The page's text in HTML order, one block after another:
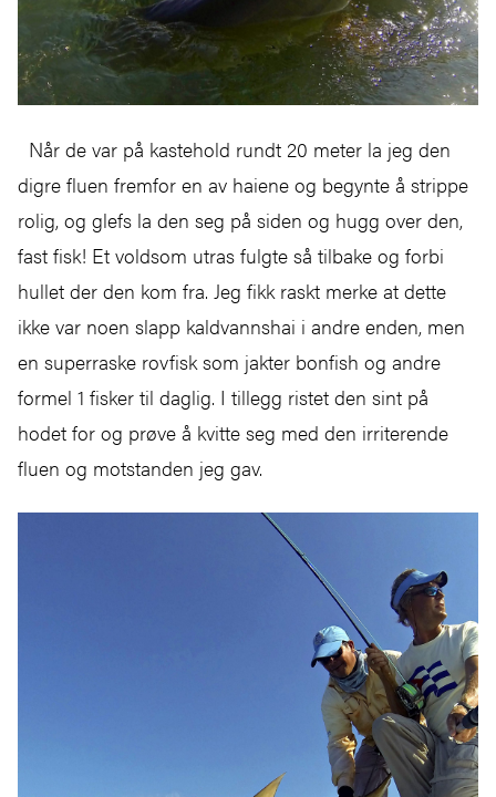
Når de var på kastehold rundt 20 meter la jeg den
digre fluen fremfor en av haiene og begynte å strippe
rolig, og glefs la den seg på siden og hugg over den,
fast fisk! Et voldsom utras fulgte så tilbake og forbi
hullet der den kom fra. Jeg fikk raskt merke at dette
ikke var noen slapp kaldvannshai i andre enden, men
en superraske rovfisk som jakter bonfish og andre
formel 1 fisker til daglig. I tillegg ristet den sint på
hodet for og prøve å kvitte seg med den irriterende
fluen og motstanden jeg gav.